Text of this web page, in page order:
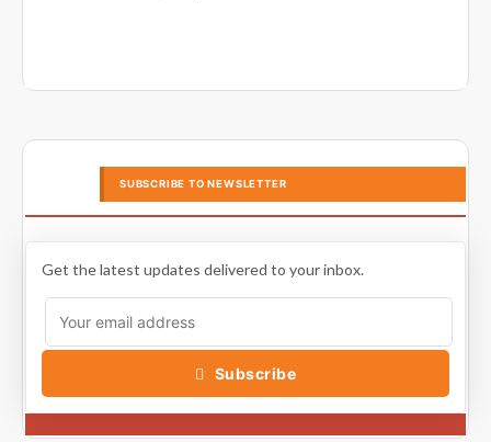
SUBSCRIBE TO NEWSLETTER
Get the latest updates delivered to your inbox.
Subscribe